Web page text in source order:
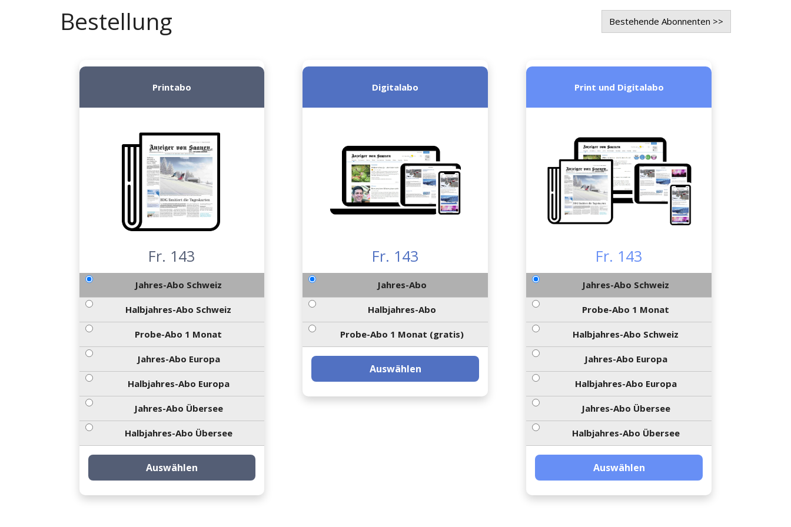
Bestellung Bestehende Abonnenten >>
Printabo
Fr. 143
Jahres-Abo Schweiz
Halbjahres-Abo Schweiz
Probe-Abo 1 Monat
Jahres-Abo Europa
Halbjahres-Abo Europa
Jahres-Abo Übersee
Halbjahres-Abo Übersee
Auswählen
Digitalabo
Fr. 143
Jahres-Abo
Halbjahres-Abo
Probe-Abo 1 Monat (gratis)
Auswählen
Print und Digitalabo
Fr. 143
Jahres-Abo Schweiz
Probe-Abo 1 Monat
Halbjahres-Abo Schweiz
Jahres-Abo Europa
Halbjahres-Abo Europa
Jahres-Abo Übersee
Halbjahres-Abo Übersee
Auswählen